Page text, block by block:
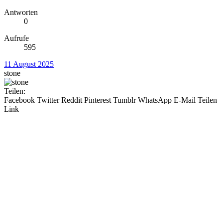
Antworten
0
Aufrufe
595
11 August 2025
stone
Teilen:
Facebook Twitter Reddit Pinterest Tumblr WhatsApp E-Mail Teilen
Link